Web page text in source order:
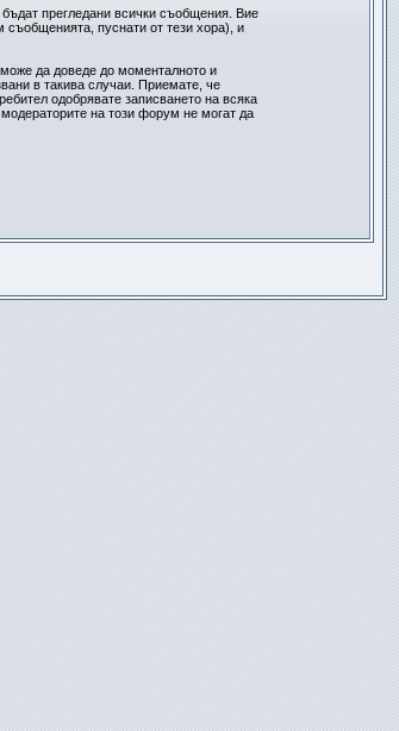
прегледани всички съобщения. Вие
пуснати от тези хора), и
да доведе до моменталното и
в такива случаи. Приемате, че
одобрявате записването на всяка
на този форум не могат да